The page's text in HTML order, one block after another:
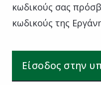
κωδικούς σας
κωδικούς της
Είσοδος στην